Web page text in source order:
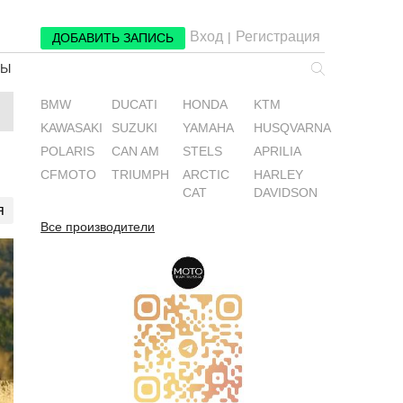
ДОБАВИТЬ ЗАПИСЬ Вход | Регистрация
BMW DUCATI HONDA
KTM
KAWASAKI
SUZUKI YAMAHA
HUSQVARNA
POLARIS
CAN AM STELS
APRILIA
CFMOTO
TRIUMPH
ARCTIC
CAT
HARLEY
DAVIDSON
Все производители